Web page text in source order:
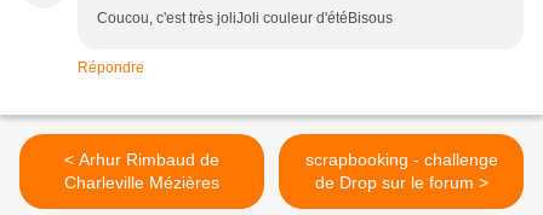
Coucou, c'est très joliJoli couleur d'étéBisous
Répondre
< Arhur Rimbaud de
Charleville Mézières
scrapbooking - challenge
de Drop sur le forum >